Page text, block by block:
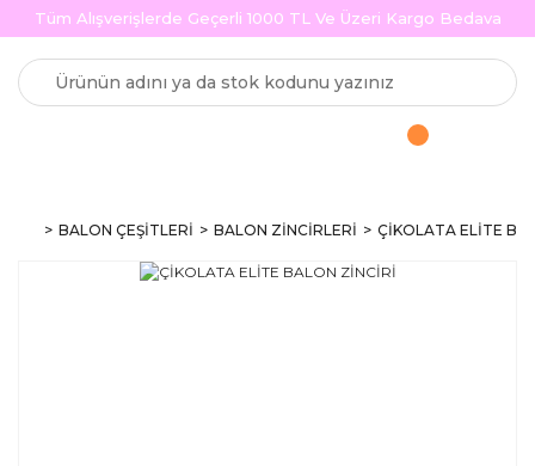
Tüm Alışverişlerde Geçerli 1000 TL Ve Üzeri Kargo Bedava
BALON ÇEŞİTLERİ BALON ZİNCİRLERİ ÇİKOLATA ELİTE